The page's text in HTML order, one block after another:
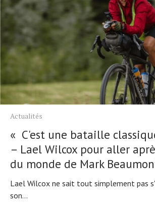
Actualités
« C'est une bataille
– Lael Wilcox pour aller
du monde de Mark
Lael Wilcox ne sait tout simplement pas
son...